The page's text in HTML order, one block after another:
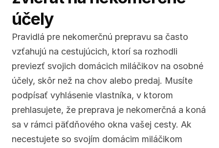
účely
Pravidlá pre nekomerčnú prepravu sa často
vzťahujú na cestujúcich, ktorí sa rozhodli
previezť svojich domácich miláčikov na osobné
účely, skôr než na chov alebo predaj. Musíte
podpísať vyhlásenie vlastníka, v ktorom
prehlasujete, že preprava je nekomerčná a koná
sa v rámci päťdňového okna vašej cesty. Ak
necestujete so svojím domácim miláčikom